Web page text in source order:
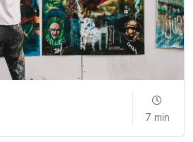
7 min